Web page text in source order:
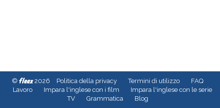
© fleex2026 Politica della privacy Termini di utilizzo
FAQ
Lavoro
Impara l'inglese con i film
Impara l'inglese con le serie
TV
Grammatica Blog